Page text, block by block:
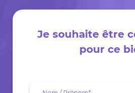
Je souhaite être
pour ce